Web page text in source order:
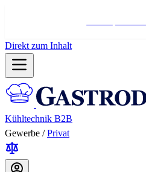
Direkt zum Inhalt
Kühltechnik B2B
Gewerbe / Privat